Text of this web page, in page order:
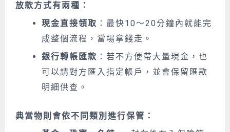
放款方式有兩種：
現金直接領取 ：最快10～20分鐘內就能完
成整個流程，當場拿錢走。
銀行轉帳匯款 ：若不方便帶大量現金，也
可以請對方匯入指定帳戶，並會保留匯款
明細供查。
典當物則會依不同類別進行保管：